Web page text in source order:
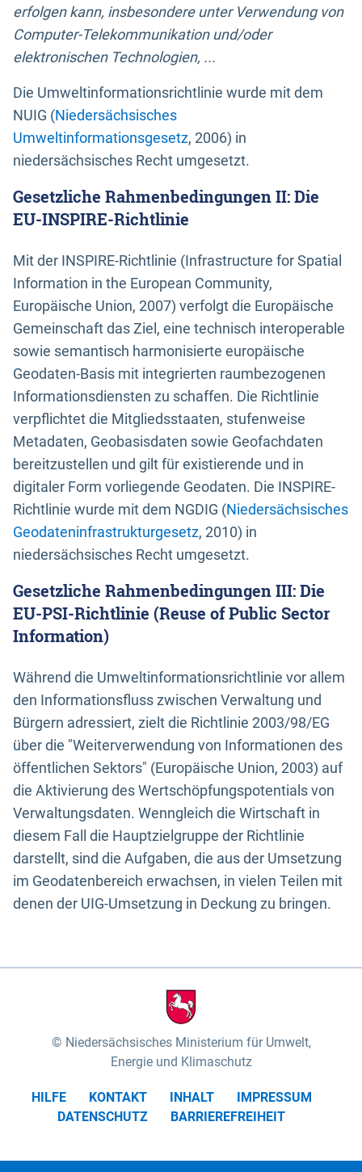
erfolgen kann, insbesondere unter Verwendung von
Computer-Telekommunikation und/oder
elektronischen Technologien, ...
Die Umweltinformationsrichtlinie wurde mit dem
NUIG (Niedersächsisches
Umweltinformationsgesetz, 2006) in
niedersächsisches Recht umgesetzt.
Gesetzliche Rahmenbedingungen II: Die
EU-INSPIRE-Richtlinie
Mit der INSPIRE-Richtlinie (Infrastructure for Spatial
Information in the European Community,
Europäische Union, 2007) verfolgt die Europäische
Gemeinschaft das Ziel, eine technisch interoperable
sowie semantisch harmonisierte europäische
Geodaten-Basis mit integrierten raumbezogenen
Informationsdiensten zu schaffen. Die Richtlinie
verpflichtet die Mitgliedsstaaten, stufenweise
Metadaten, Geobasisdaten sowie Geofachdaten
bereitzustellen und gilt für existierende und in
digitaler Form vorliegende Geodaten. Die INSPIRE-
Richtlinie wurde mit dem NGDIG (Niedersächsisches
Geodateninfrastrukturgesetz, 2010) in
niedersächsisches Recht umgesetzt.
Gesetzliche Rahmenbedingungen III: Die
EU-PSI-Richtlinie (Reuse of Public Sector
Information)
Während die Umweltinformationsrichtlinie vor allem
den Informationsfluss zwischen Verwaltung und
Bürgern adressiert, zielt die Richtlinie 2003/98/EG
über die "Weiterverwendung von Informationen des
öffentlichen Sektors" (Europäische Union, 2003) auf
die Aktivierung des Wertschöpfungspotentials von
Verwaltungsdaten. Wenngleich die Wirtschaft in
diesem Fall die Hauptzielgruppe der Richtlinie
darstellt, sind die Aufgaben, die aus der Umsetzung
im Geodatenbereich erwachsen, in vielen Teilen mit
denen der UIG-Umsetzung in Deckung zu bringen.
Niedersächsisches Ministerium für Umwelt,
Energie und Klimaschutz
HILFE KONTAKT INHALT
IMPRESSUM
DATENSCHUTZ
BARRIEREFREIHEIT